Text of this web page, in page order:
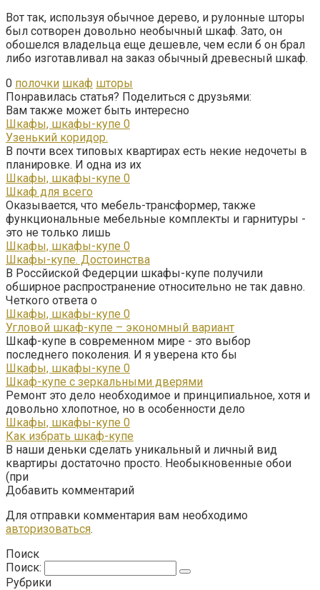
Вот так, используя обычное дерево, и рулонные шторы
был сотворен довольно необычный шкаф. Зато, он
обошелся владельца еще дешевле, чем если б он брал
либо изготавливал на заказ обычный древесный шкаф.
0 полочки шкаф шторы
Понравилась статья? Поделиться с друзьями:
Вам также может быть интересно
Шкафы, шкафы-купе 0
Узенький коридор.
В почти всех типовых квартирах есть некие недочеты в
планировке. И одна из их
Шкафы, шкафы-купе 0
Шкаф для всего
Оказывается, что мебель-трансформер, также
функциональные мебельные комплекты и гарнитуры -
это не только лишь
Шкафы, шкафы-купе 0
Шкафы-купе. Достоинства
В Россйиской Федерции шкафы-купе получили
обширное распространение относительно не так давно.
Четкого ответа о
Шкафы, шкафы-купе 0
Угловой шкаф-купе – экономный вариант
Шкаф-купе в современном мире - это выбор
последнего поколения. И я уверена кто бы
Шкафы, шкафы-купе 0
Шкаф-купе с зеркальными дверями
Ремонт это дело необходимое и принципиальное, хотя и
довольно хлопотное, но в особенности дело
Шкафы, шкафы-купе 0
Как избрать шкаф-купе
В наши деньки сделать уникальный и личный вид
квартиры достаточно просто. Необыкновенные обои
(при
Добавить комментарий
Для отправки комментария вам необходимо
авторизоваться.
Поиск
Поиск:
Рубрики